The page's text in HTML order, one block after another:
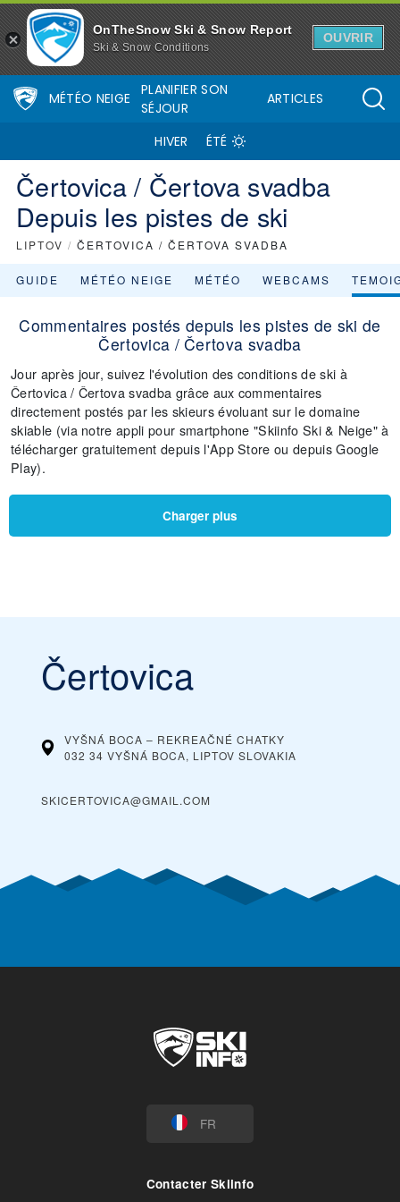
OnTheSnow Ski & Snow Report
Ski & Snow Conditions
OUVRIR
MÉTÉO NEIGE
PLANIFIER SON
SÉJOUR
ARTICLES
HIVER ÉTÉ
Čertovica / Čertova svadba
Depuis les pistes de ski
LIPTOV / ČERTOVICA / ČERTOVA SVADBA
GUIDE MÉTÉO NEIGE MÉTÉO WEBCAMS
Commentaires postés depuis les pistes de ski de
Čertovica / Čertova svadba
Jour après jour, suivez l'évolution des conditions de ski à
Čertovica / Čertova svadba grâce aux commentaires
directement postés par les skieurs évoluant sur le domaine
skiable (via notre appli pour smartphone "Skiinfo Ski & Neige" à
télécharger gratuitement depuis l'App Store ou depuis Google
Play).
Charger plus
Čertovica
VYŠNÁ BOCA – REKREAČNÉ CHATKY
032 34 VYŠNÁ BOCA, LIPTOV SLOVAKIA
SKICERTOVICA@GMAIL.COM
FR
Contacter Skiinfo